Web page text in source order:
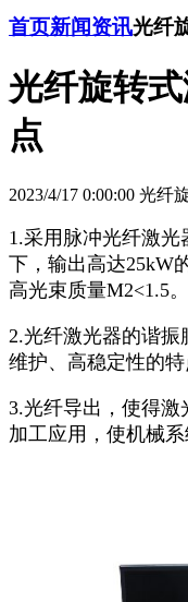
首页新闻资讯光纤
光纤旋转
点
2023/4/17 0:00:00 光
1.采用脉冲光纤激光
下，输出高达25kW
高光束质量M2<1.5。
2.光纤激光器的谐
维护、高稳定性的
3.光纤导出，使得
加工应用，使机械系